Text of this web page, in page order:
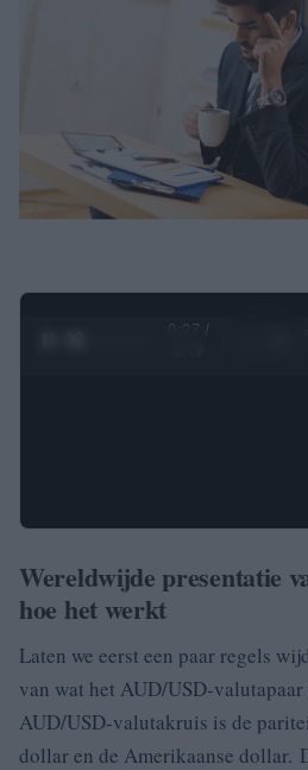
0:28 /
Wereldwijde presentatie
hoe het werkt
Laten we eerst een paar regels
van wat het AUD/USD-
AUD/USD-valutakruis is de
dollar en de Amerikaanse dollar.